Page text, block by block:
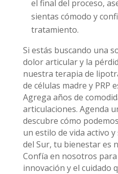
el final del proceso,
sientas cómodo y
tratamiento.
Si estás buscando una
dolor articular y la
nuestra terapia de
de células madre y PRP
Agrega años de
articulaciones. Agenda
descubre cómo
un estilo de vida activo
del Sur, tu bienestar es
Confía en nosotros
innovación y el cuidado